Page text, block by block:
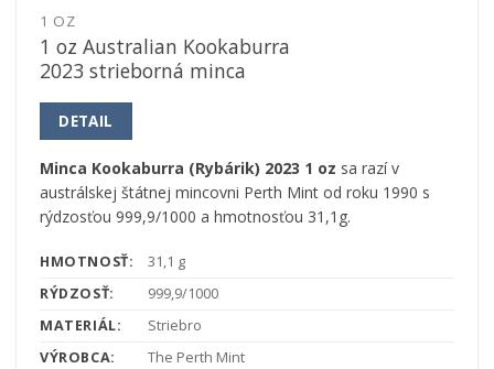
1 OZ
1 oz Australian Kookaburra
2023 strieborná minca
DETAIL
Minca Kookaburra (Rybárik) 2023 1 oz sa razí v
austrálskej štátnej mincovni Perth Mint od roku 1990 s
rýdzosťou 999,9/1000 a hmotnosťou 31,1g.
HMOTNOSŤ:
31,1 g
RÝDZOSŤ:
999,9/1000
MATERIÁL:
Striebro
VÝROBCA:
The Perth Mint